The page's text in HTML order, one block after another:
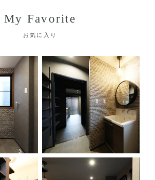
My Favorite
お気に入り